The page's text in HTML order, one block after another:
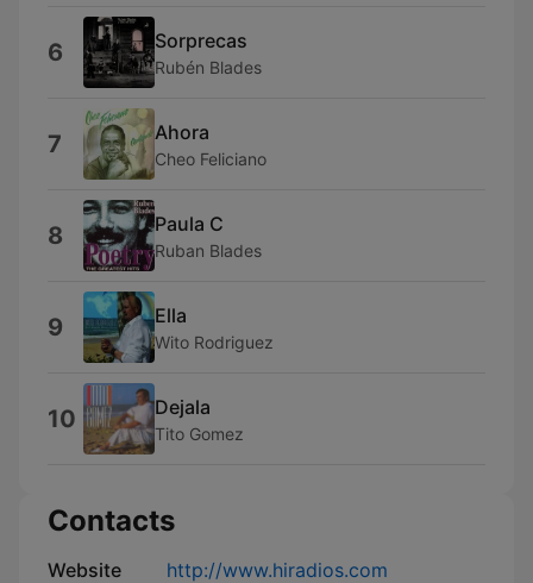
6 Sorprecas
Rubén Blades
7 Ahora
Cheo Feliciano
8 Paula C
Ruban Blades
9 Ella
Wito Rodriguez
10 Dejala
Tito Gomez
Contacts
Website
http://www.hiradios.com